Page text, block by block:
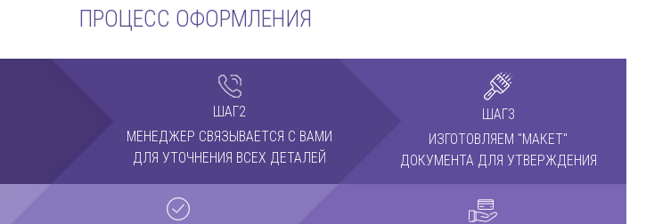
ПРОЦЕСС ОФОРМЛЕНИЯ
ШАГ2
МЕНЕДЖЕР СВЯЗЫВАЕТСЯ С ВАМИ
ДЛЯ УТОЧНЕНИЯ ВСЕХ ДЕТАЛЕЙ
ШАГ3
ИЗГОТОВЛЯЕМ "МАКЕТ"
ДОКУМЕНТА ДЛЯ УТВЕРЖДЕНИЯ